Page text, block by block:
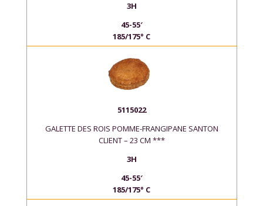
3H
45-55′
185/175° C
5115022
GALETTE DES ROIS POMME-FRANGIPANE SANTON
CLIENT – 23 CM ***
3H
45-55′
185/175° C